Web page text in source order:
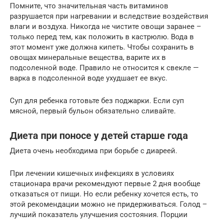
Помните, что значительная часть витаминов
разрушается при нагревании и вследствие воздействия
влаги и воздуха. Никогда не чистите овощи заранее –
только перед тем, как положить в кастрюлю. Вода в
этот момент уже должна кипеть. Чтобы сохранить в
овощах минеральные вещества, варите их в
подсоленной воде. Правило не относится к свекле —
варка в подсоленной воде ухудшает ее вкус.
Суп для ребенка готовьте без поджарки. Если суп
мясной, первый бульон обязательно сливайте.
Диета при поносе у детей старше года
Диета очень необходима при борьбе с диареей.
При лечении кишечных инфекциях в условиях
стационара врачи рекомендуют первые 2 дня вообще
отказаться от пищи. Но если ребенку хочется есть, то
этой рекомендации можно не придерживаться. Голод –
лучший показатель улучшения состояния. Порции